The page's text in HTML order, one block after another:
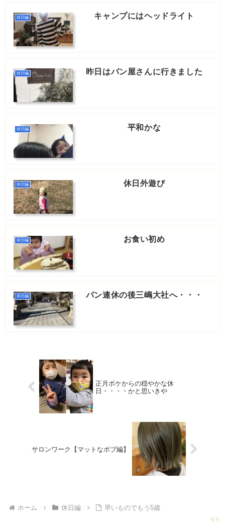
休日編 キャンプにはヘッドライト
休日編 昨日はパン屋さんに行きました
休日編 平和かな
休日編 休日外遊び
休日編 お食い初め
休日編 パン連休の後三嶋大社へ・・・
正月ボケからの穏やかな休
日・・・・かと思いきや
サロンワーク【マットなボブ編】
ホーム 休日編 早いものでもう5歳